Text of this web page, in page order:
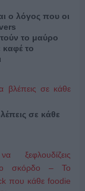
ο λόγος που οι
το μαύρο
καφέ το
σε κάθε